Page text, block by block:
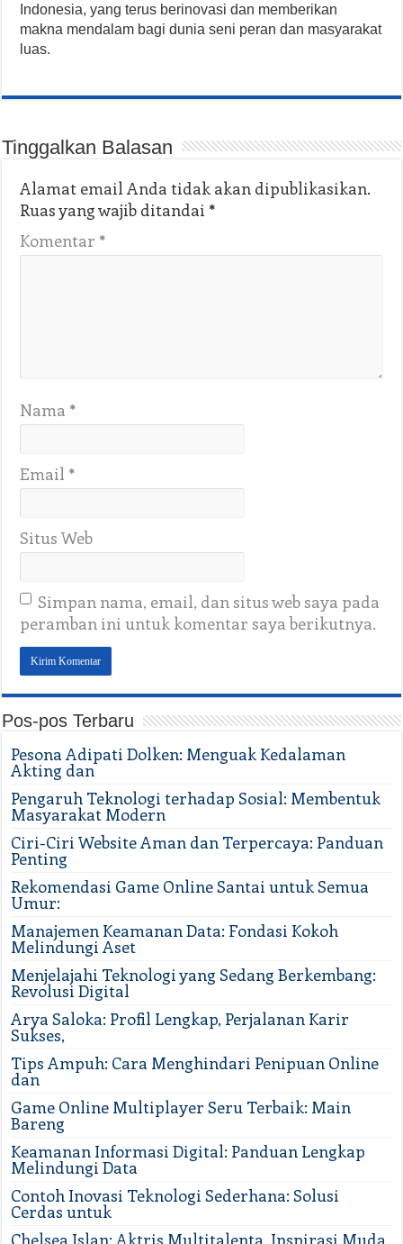
Indonesia, yang terus berinovasi dan memberikan
makna mendalam bagi dunia seni peran dan masyarakat
luas.
Tinggalkan Balasan
Alamat email Anda tidak akan dipublikasikan.
Ruas yang wajib ditandai *
Komentar *
Nama *
Email *
Situs Web
Simpan nama, email, dan situs web saya pada
peramban ini untuk komentar saya berikutnya.
Pos-pos Terbaru
Pesona Adipati Dolken: Menguak Kedalaman
Akting dan
Pengaruh Teknologi terhadap Sosial: Membentuk
Masyarakat Modern
Ciri-Ciri Website Aman dan Terpercaya: Panduan
Penting
Rekomendasi Game Online Santai untuk Semua
Umur:
Manajemen Keamanan Data: Fondasi Kokoh
Melindungi Aset
Menjelajahi Teknologi yang Sedang Berkembang:
Revolusi Digital
Arya Saloka: Profil Lengkap, Perjalanan Karir
Sukses,
Tips Ampuh: Cara Menghindari Penipuan Online
dan
Game Online Multiplayer Seru Terbaik: Main
Bareng
Keamanan Informasi Digital: Panduan Lengkap
Melindungi Data
Contoh Inovasi Teknologi Sederhana: Solusi
Cerdas untuk
Chelsea Islan: Aktris Multitalenta, Inspirasi Muda